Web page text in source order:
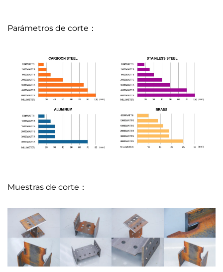
Parámetros de corte：
Muestras de corte：